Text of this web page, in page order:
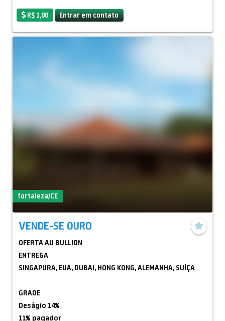
R$ 1,00 Entrar em contato
fortaleza/CE
VENDE-SE OURO
OFERTA AU BULLION
ENTREGA
SINGAPURA, EUA, DUBAI, HONG KONG, ALEMANHA, SUÍÇA
GRADE
Deságio 14%
11% pagador